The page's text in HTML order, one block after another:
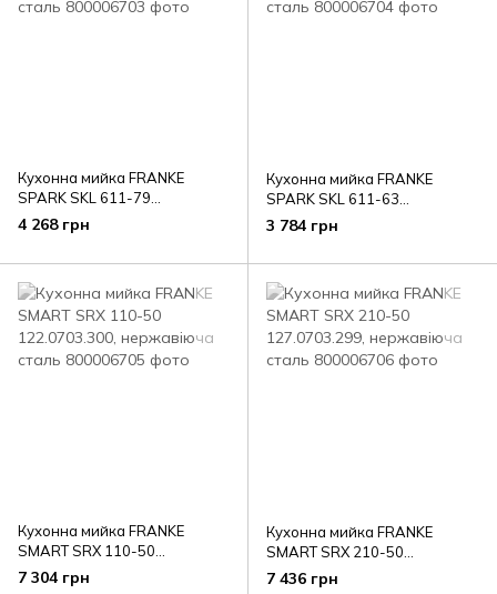
Кухонна мийка FRANKE
SPARK SKL 611-79
101.0598.809, нержавіюча
4 268 грн
Кухонна мийка FRANKE
SPARK SKL 611-63
101.0598.808, нержавіюча
3 784 грн
Кухонна мийка FRANKE
SMART SRX 110-50
122.0703.300, нержавіюча
7 304 грн
Кухонна мийка FRANKE
SMART SRX 210-50
127.0703.299, нержавіюча
7 436 грн